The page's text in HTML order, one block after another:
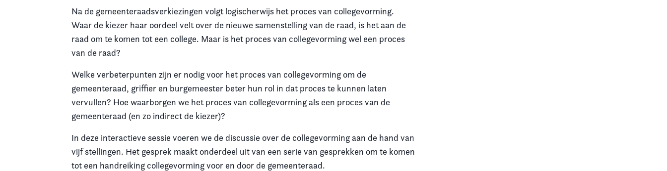
Na de gemeenteraadsverkiezingen volgt logischerwijs het proces van collegevorming.
Waar de kiezer haar oordeel velt over de nieuwe samenstelling van de raad, is het aan de
raad om te komen tot een college. Maar is het proces van collegevorming wel een proces
van de raad?
Welke verbeterpunten zijn er nodig voor het proces van collegevorming om de
gemeenteraad, griffier en burgemeester beter hun rol in dat proces te kunnen laten
vervullen? Hoe waarborgen we het proces van collegevorming als een proces van de
gemeenteraad (en zo indirect de kiezer)?
In deze interactieve sessie voeren we de discussie over de collegevorming aan de hand van
vijf stellingen. Het gesprek maakt onderdeel uit van een serie van gesprekken om te komen
tot een handreiking collegevorming voor en door de gemeenteraad.